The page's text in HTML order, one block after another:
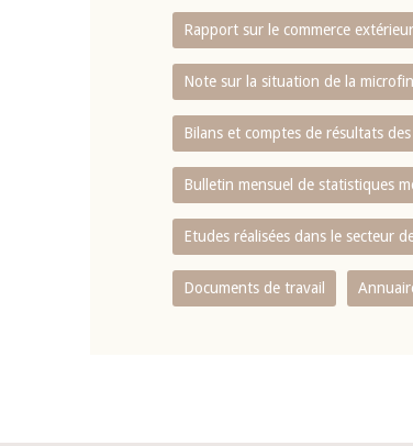
Rapport sur le commerce extérieur
Note sur la situation de la
Bilans et comptes de résultats
Bulletin mensuel de statistiques
Etudes réalisées dans le secteur
Documents de travail